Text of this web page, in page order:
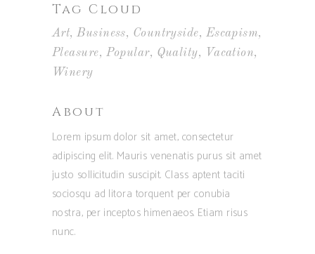
Tag Cloud
Art Business Countryside
Escapism
Pleasure
Popular Quality
Vacation
Winery
About
Lorem ipsum dolor sit amet, consectetur
adipiscing elit. Mauris venenatis purus sit amet
justo sollicitudin suscipit. Class aptent taciti
sociosqu ad litora torquent per conubia
nostra, per inceptos himenaeos. Etiam risus
nunc.